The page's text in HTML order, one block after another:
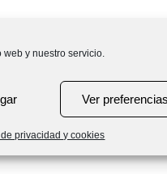
web y nuestro servicio.
Ver preferencias
privacidad y cookies